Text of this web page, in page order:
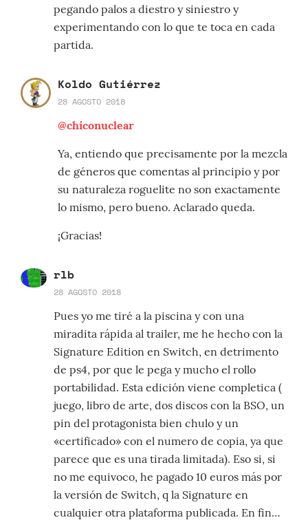
pegando palos a diestro y siniestro y
experimentando con lo que te toca en cada
partida.
Koldo Gutiérrez
28 AGOSTO 2018
@chiconuclear
Ya, entiendo que precisamente por la mezcla
de géneros que comentas al principio y por
su naturaleza roguelite no son exactamente
lo mismo, pero bueno. Aclarado queda.
¡Gracias!
rlb
28 AGOSTO 2018
Pues yo me tiré a la piscina y con una
miradita rápida al trailer, me he hecho con la
Signature Edition en Switch, en detrimento
de ps4, por que le pega y mucho el rollo
portabilidad. Esta edición viene completica (
juego, libro de arte, dos discos con la BSO, un
pin del protagonista bien chulo y un
«certificado» con el numero de copia, ya que
parece que es una tirada limitada). Eso si, si
no me equivoco, he pagado 10 euros más por
la versión de Switch, q la Signature en
cualquier otra plataforma publicada. En fin…